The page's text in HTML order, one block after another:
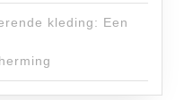
kleding: Een